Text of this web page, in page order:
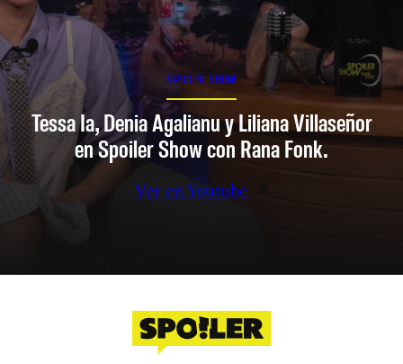
SPOILER SHOW
Tessa Ia, Denia Agalianu y Liliana Villaseñor
en Spoiler Show con Rana Fonk.
Ver en Youtube